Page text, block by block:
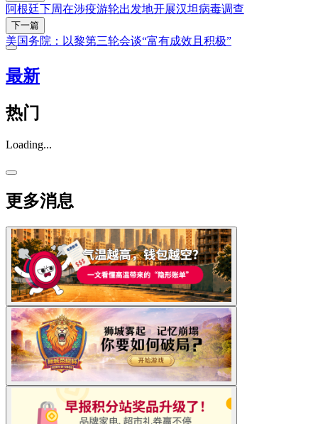
阿根廷下周在涉疫游轮出发地开展汉坦病毒调查
下一篇
美国务院：以黎第三轮会谈“富有成效且积极”
最新
热门
Loading...
更多消息